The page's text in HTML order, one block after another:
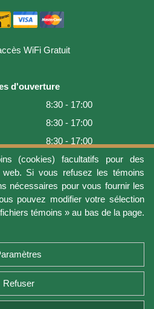
(cookies) facultatifs pour des
Si vous refusez les témoins
nécessaires pour vous fournir les
pouvez modifier votre sélection
témoins » au bas de la page.
Refuser
WiFi Gratuit
d'ouverture
8:30 - 17:00
8:30 - 17:00
8:30 - 17:00
8:30 - 17:00
8:30 - 17:00
9:00 - 16:00
Fermé